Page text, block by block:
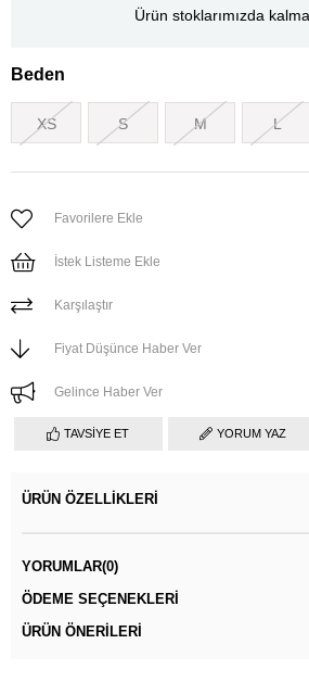
Ürün stoklarımızda
Beden
XS S M L
Favorilere Ekle
İstek Listeme Ekle
Karşılaştır
Fiyat Düşünce Haber Ver
Gelince Haber Ver
TAVSIYE ET YORUM YAZ
ÜRÜN ÖZELLIKLERI
YORUMLAR(0)
ÖDEME SEÇENEKLERI
ÜRÜN ÖNERILERI